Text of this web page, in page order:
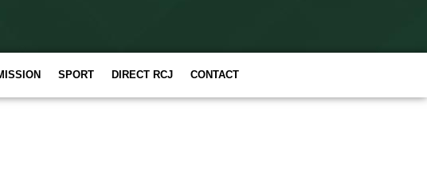
SPORT DIRECT RCJ CONTACT